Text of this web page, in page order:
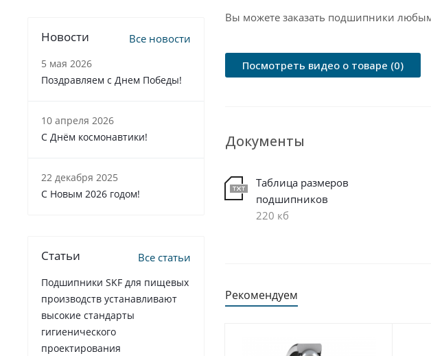
Вы можете заказать подшипники
Посмотреть видео о товаре (0)
Документы
Таблица размеров
подшипников
220 кб
Рекомендуем
Новости Все новости
5 мая 2026
Поздравляем с Днем Победы!
10 апреля 2026
С Днём космонавтики!
22 декабря 2025
C Новым 2026 годом!
Статьи Все статьи
Подшипники SKF для пищевых
производств устанавливают
высокие стандарты
гигиенического
проектирования